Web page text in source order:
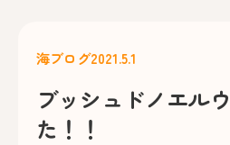
海ブログ2021.5.1
ブッシュドノエル
た！！